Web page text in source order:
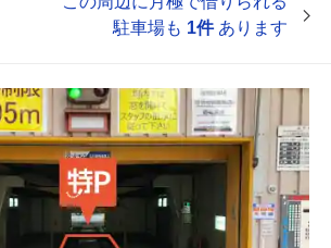
駐車場も 1件あります